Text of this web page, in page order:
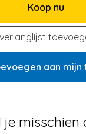
Koop nu
aan mijn
je misschien